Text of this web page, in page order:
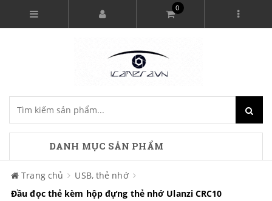
0
DANH MỤC SẢN PHẨM
Trang chủ
USB, thẻ nhớ
Đầu đọc thẻ kèm hộp đựng thẻ nhớ Ulanzi CRC10